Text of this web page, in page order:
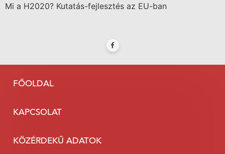
Mi a H2020? Kutatás-fejlesztés az EU-ban
FŐOLDAL
KAPCSOLAT
KÖZÉRDEKŰ ADATOK